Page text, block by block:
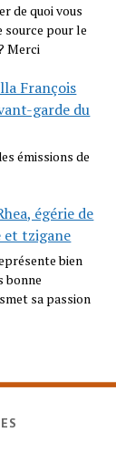
de quoi vous
source pour le
Merci
François
garde du
émissions de
égérie de
et tzigane
bien
bonne
sa passion